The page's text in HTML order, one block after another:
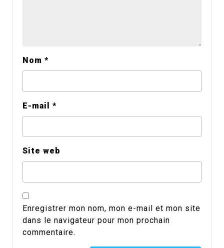
Nom *
E-mail *
Site web
Enregistrer mon nom, mon e-mail et mon site
dans le navigateur pour mon prochain
commentaire.